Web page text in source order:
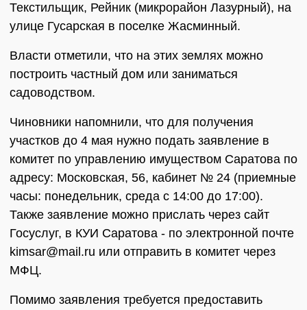
Текстильщик, Рейник (микрорайон Лазурный), на
улице Гусарская в поселке Жасминный.
Власти отметили, что на этих землях можно
построить частный дом или заниматься
садоводством.
Чиновники напомнили, что для получения
участков до 4 мая нужно подать заявление в
комитет по управлению имуществом Саратова по
адресу: Московская, 56, кабинет № 24 (приемные
часы: понедельник, среда с 14:00 до 17:00).
Также заявление можно прислать через сайт
Госуслуг, в КУИ Саратова - по электронной почте
kimsar@mail.ru или отправить в комитет через
МФЦ.
Помимо заявления требуется предоставить